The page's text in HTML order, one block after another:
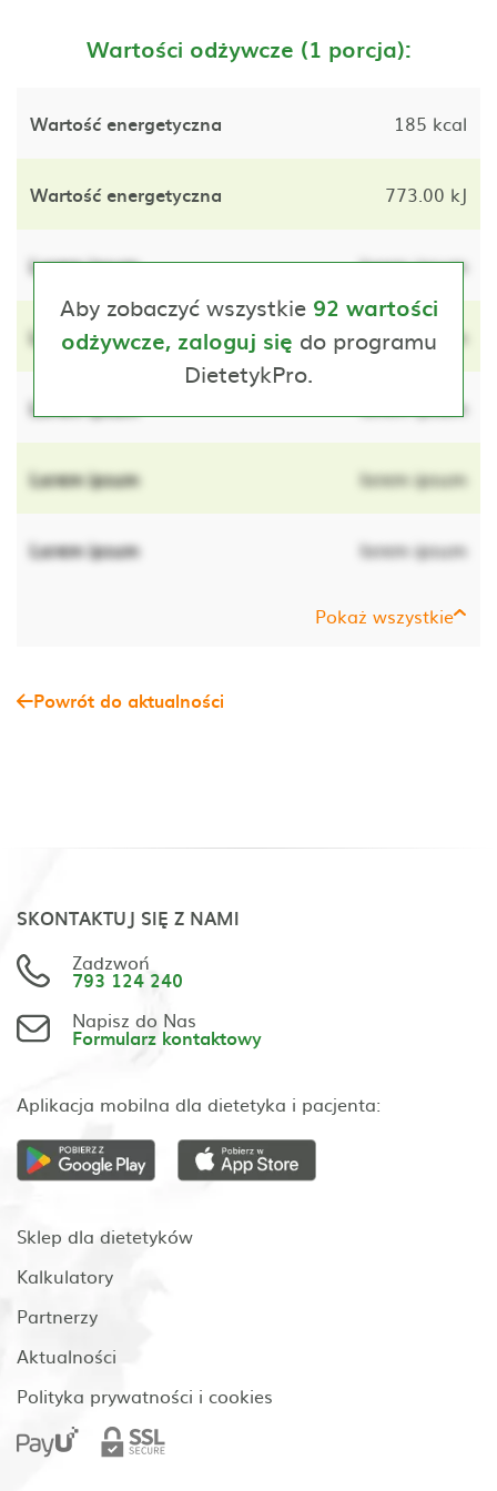
Wartości odżywcze (1 porcja):
Wartość energetyczna 185 kcal
Wartość energetyczna 773.00 kJ
Lorem ipsum lorem ipsum
Lorem ipsum lorem ipsum
Lorem ipsum lorem ipsum
Lorem ipsum lorem ipsum
Lorem ipsum lorem ipsum
Pokaż wszystkie
Aby zobaczyć wszystkie 92 wartości
odżywcze, zaloguj się do programu
DietetykPro.
Powrót do aktualności
SKONTAKTUJ SIĘ Z NAMI
Zadzwoń
793 124 240
Napisz do Nas
Formularz kontaktowy
Aplikacja mobilna dla dietetyka i pacjenta:
Sklep dla dietetyków
Kalkulatory
Partnerzy
Aktualności
Polityka prywatności i cookies